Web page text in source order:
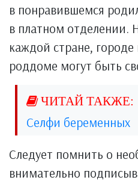
в понравившемся
в платном отделении.
каждой стране,
роддоме могут быть
Селфи беременных
Следует помнить о
внимательно